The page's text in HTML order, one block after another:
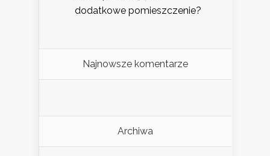
dodatkowe pomieszczenie?
Najnowsze komentarze
Archiwa